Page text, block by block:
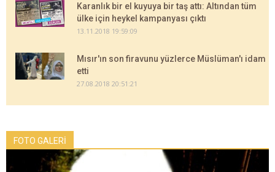
Karanlık bir el kuyuya bir taş attı: Altından tüm
ülke için heykel kampanyası çıktı
13.11.2018 19:59:09
Mısır'ın son firavunu yüzlerce Müslüman'ı idam
etti
27.08.2018 20:51:21
FOTO GALERİ